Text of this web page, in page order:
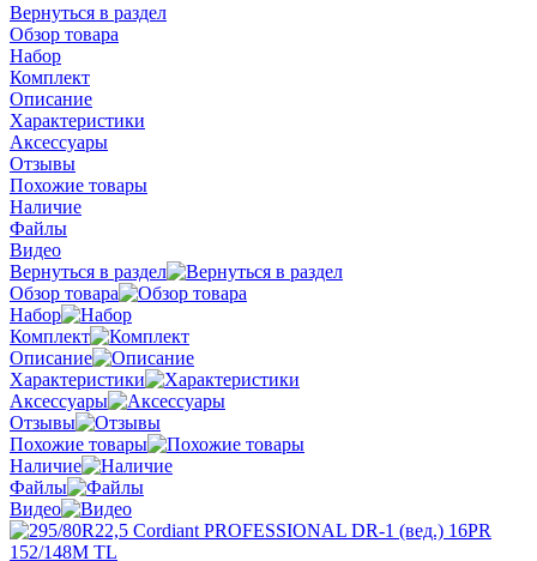
Вернуться в раздел
Обзор товара
Набор
Комплект
Описание
Характеристики
Аксессуары
Отзывы
Похожие товары
Наличие
Файлы
Видео
Вернуться в раздел
Обзор товара
Набор
Комплект
Описание
Характеристики
Аксессуары
Отзывы
Похожие товары
Наличие
Файлы
Видео